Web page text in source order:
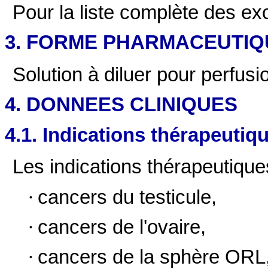
Pour la liste complète des
3. FORME
Solution à diluer pour
4. DONNEES CLINIQUES
4.1. Indications
Les indications
· cancers du testicule,
· cancers de l'ovaire,
· cancers de la sphère